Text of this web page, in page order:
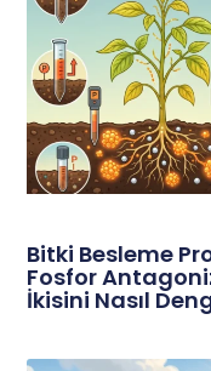
Bitki Besleme
Fosfor
İkisini Nasıl